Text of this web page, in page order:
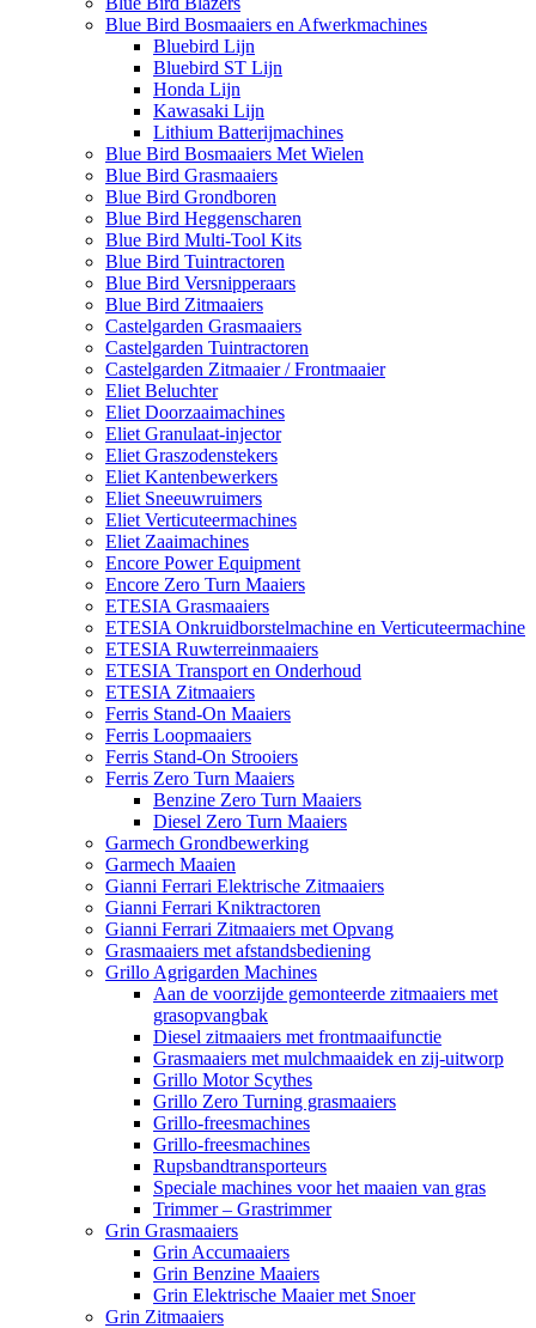
Blue Bird Bosmaaiers en Afwerkmachines
Bluebird Lijn
Bluebird ST Lijn
Honda Lijn
Kawasaki Lijn
Lithium Batterijmachines
Blue Bird Bosmaaiers Met Wielen
Blue Bird Grasmaaiers
Blue Bird Grondboren
Blue Bird Heggenscharen
Blue Bird Multi-Tool Kits
Blue Bird Tuintractoren
Blue Bird Versnipperaars
Blue Bird Zitmaaiers
Castelgarden Grasmaaiers
Castelgarden Tuintractoren
Castelgarden Zitmaaier / Frontmaaier
Eliet Beluchter
Eliet Doorzaaimachines
Eliet Granulaat-injector
Eliet Graszodenstekers
Eliet Kantenbewerkers
Eliet Sneeuwruimers
Eliet Verticuteermachines
Eliet Zaaimachines
Encore Power Equipment
Encore Zero Turn Maaiers
ETESIA Grasmaaiers
ETESIA Onkruidborstelmachine en Verticuteermachine
ETESIA Ruwterreinmaaiers
ETESIA Transport en Onderhoud
ETESIA Zitmaaiers
Ferris Stand-On Maaiers
Ferris Loopmaaiers
Ferris Stand-On Strooiers
Ferris Zero Turn Maaiers
Benzine Zero Turn Maaiers
Diesel Zero Turn Maaiers
Garmech Grondbewerking
Garmech Maaien
Gianni Ferrari Elektrische Zitmaaiers
Gianni Ferrari Kniktractoren
Gianni Ferrari Zitmaaiers met Opvang
Grasmaaiers met afstandsbediening
Grillo Agrigarden Machines
Aan de voorzijde gemonteerde zitmaaiers met
grasopvangbak
Diesel zitmaaiers met frontmaaifunctie
Grasmaaiers met mulchmaaidek en zij-uitworp
Grillo Motor Scythes
Grillo Zero Turning grasmaaiers
Grillo-freesmachines
Grillo-freesmachines
Rupsbandtransporteurs
Speciale machines voor het maaien van gras
Trimmer – Grastrimmer
Grin Grasmaaiers
Grin Accumaaiers
Grin Benzine Maaiers
Grin Elektrische Maaier met Snoer
Grin Zitmaaiers